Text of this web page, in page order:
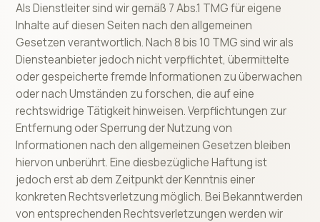
Als Dienstleiter sind wir gemäß 7 Abs.1 TMG für eigene
Inhalte auf diesen Seiten nach den allgemeinen
Gesetzen verantwortlich. Nach 8 bis 10 TMG sind wir als
Diensteanbieter jedoch nicht verpflichtet, übermittelte
oder gespeicherte fremde Informationen zu überwachen
oder nach Umständen zu forschen, die auf eine
rechtswidrige Tätigkeit hinweisen. Verpflichtungen zur
Entfernung oder Sperrung der Nutzung von
Informationen nach den allgemeinen Gesetzen bleiben
hiervon unberührt. Eine diesbezügliche Haftung ist
jedoch erst ab dem Zeitpunkt der Kenntnis einer
konkreten Rechtsverletzung möglich. Bei Bekanntwerden
von entsprechenden Rechtsverletzungen werden wir